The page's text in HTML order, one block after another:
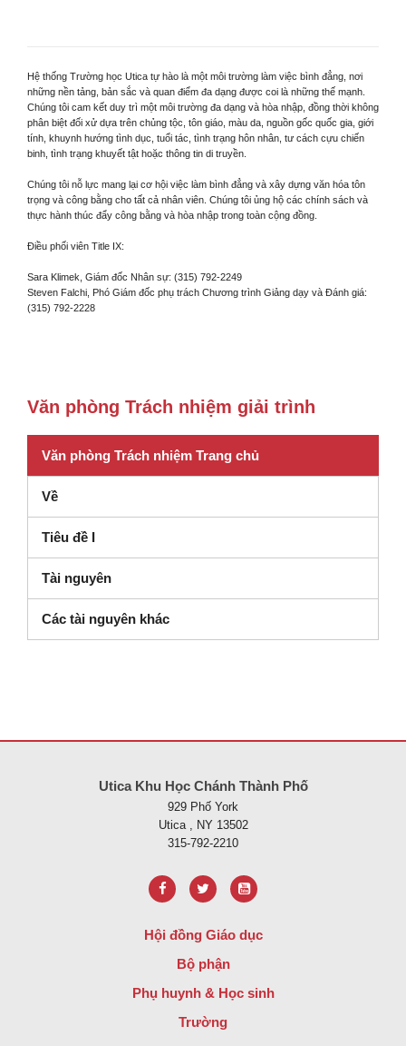
Hệ thống Trường học Utica tự hào là một môi trường làm việc bình đẳng, nơi
những nền tảng, bản sắc và quan điểm đa dạng được coi là những thế mạnh.
Chúng tôi cam kết duy trì một môi trường đa dạng và hòa nhập, đồng thời không
phân biệt đối xử dựa trên chủng tộc, tôn giáo, màu da, nguồn gốc quốc gia, giới
tính, khuynh hướng tình dục, tuổi tác, tình trạng hôn nhân, tư cách cựu chiến
binh, tình trạng khuyết tật hoặc thông tin di truyền.
Chúng tôi nỗ lực mang lại cơ hội việc làm bình đẳng và xây dựng văn hóa tôn
trọng và công bằng cho tất cả nhân viên. Chúng tôi ủng hộ các chính sách và
thực hành thúc đẩy công bằng và hòa nhập trong toàn cộng đồng.
Điều phối viên Title IX:
Sara Klimek, Giám đốc Nhân sự: (315) 792-2249
Steven Falchi, Phó Giám đốc phụ trách Chương trình Giảng dạy và Đánh giá:
(315) 792-2228
Văn phòng Trách nhiệm giải trình
Văn phòng Trách nhiệm Trang chủ
Về
Tiêu đề I
Tài nguyên
Các tài nguyên khác
Utica Khu Học Chánh Thành Phố
929 Phố York
Utica , NY 13502
315-792-2210
Hội đồng Giáo dục
Bộ phận
Phụ huynh & Học sinh
Trường